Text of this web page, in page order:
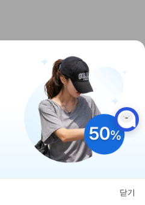
닫기
마이페이지